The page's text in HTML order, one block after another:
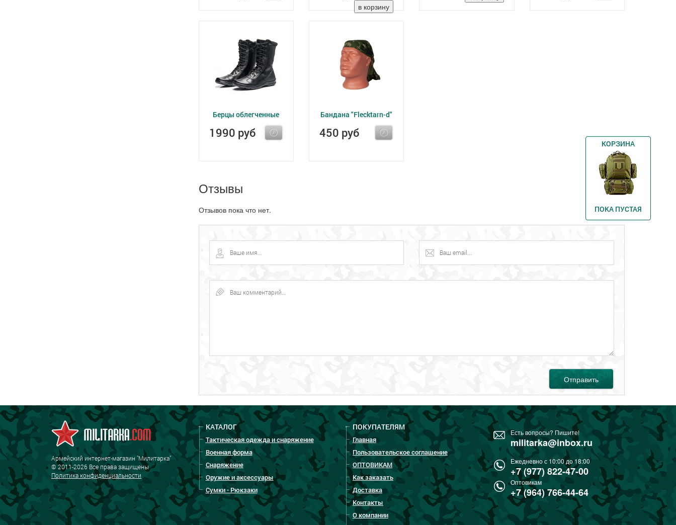
Берцы облегченные
1990 руб
Бандана "Flecktarn-d"
450 руб
Отзывы
Отзывов пока что нет.
Отправить
Есть вопросы? Пишите!
militarka@inbox.ru
Ежедневно с 10:00 до 18:00
+7 (977) 822-47-00
Оптовикам
+7 (964) 766-44-64
КАТАЛОГ
Тактическая одежда и снаряжение
Военная форма
Снаряжение
Оружие и аксессуары
Сумки - Рюкзаки
ПОКУПАТЕЛЯМ
Главная
Пользовательское соглашение
ОПТОВИКАМ
Как заказать
Доставка
Контакты
О компании
Армейский интернет-магазин "Милитарка"
© 2011-2026 Все права защищены
Политика конфиденциальности
КОРЗИНА
ПОКА ПУСТАЯ